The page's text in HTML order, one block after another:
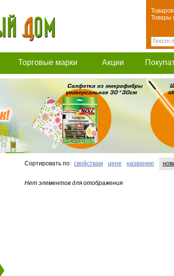
Товары
Торговые марки Акции
Сортировать по: свойствам цене названию
Нет элементов для отображения